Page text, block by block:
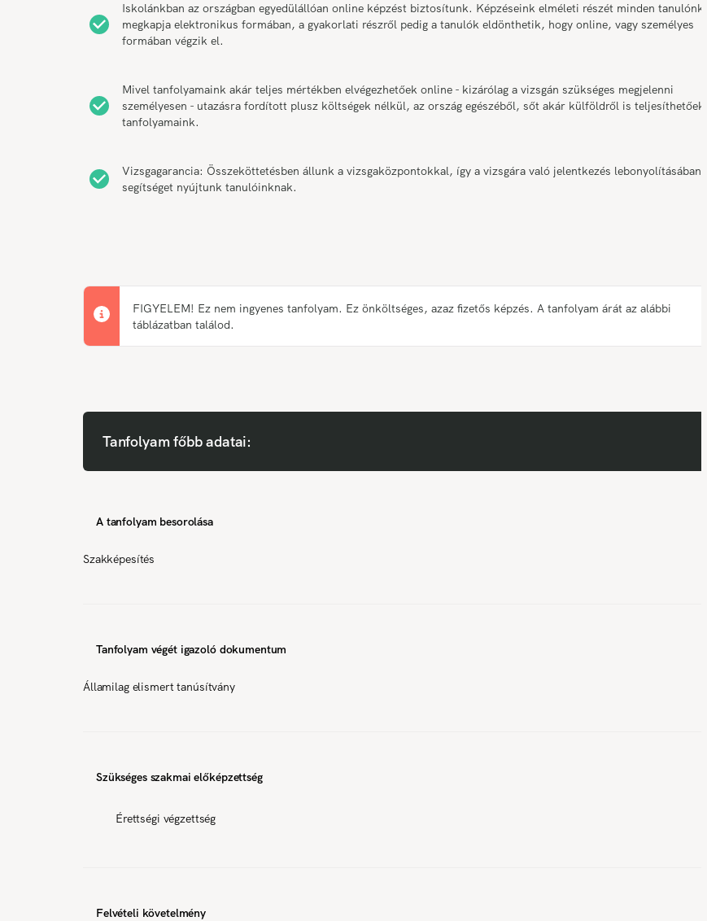
Iskolánkban az országban egyedülállóan online képzést biztosítunk. Képzéseink elméleti részét minden tanulónk
megkapja elektronikus formában, a gyakorlati részről pedig a tanulók eldönthetik, hogy online, vagy személyes
formában végzik el.
Mivel tanfolyamaink akár teljes mértékben elvégezhetőek online - kizárólag a vizsgán szükséges megjelenni
személyesen - utazásra fordított plusz költségek nélkül, az ország egészéből, sőt akár külföldről is teljesíthetőek a
tanfolyamaink.
Vizsgagarancia: Összeköttetésben állunk a vizsgaközpontokkal, így a vizsgára való jelentkezés lebonyolításában
segítséget nyújtunk tanulóinknak.
FIGYELEM! Ez nem ingyenes tanfolyam. Ez önköltséges, azaz fizetős képzés. A tanfolyam árát az alábbi
táblázatban találod.
Tanfolyam főbb adatai:
A tanfolyam besorolása
Szakképesítés
Tanfolyam végét igazoló dokumentum
Államilag elismert tanúsítvány
Szükséges szakmai előképzettség
Érettségi végzettség
Felvételi követelmény